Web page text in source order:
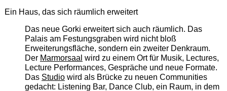
Ein Haus, das sich räumlich erweitert
Das neue Gorki erweitert sich auch räumlich. Das
Palais am Festungsgraben wird nicht bloß
Erweiterungsfläche, sondern ein zweiter Denkraum.
Der Marmorsaal wird zu einem Ort für Musik, Lectures,
Lecture Performances, Gespräche und neue Formate.
Das Studiowird als Brücke zu neuen Communities
gedacht: Listening Bar, Dance Club, ein Raum, in dem